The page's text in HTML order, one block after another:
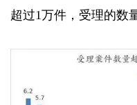
超过1万件，受理的数